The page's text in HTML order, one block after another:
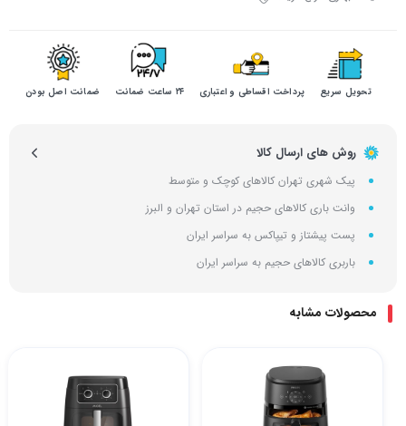
تحویل سریع پرداخت اقساطی و اعتباری ۲۴ ساعت ضمانت ضمانت اصل بودن
روش های ارسال کالا
پیک شهری تهران کالاهای کوچک و متوسط
وانت باری کالاهای حجیم در استان تهران و البرز
پست پیشتاز و تیپاکس به سراسر ایران
باربری کالاهای حجیم به سراسر ایران
محصولات مشابه